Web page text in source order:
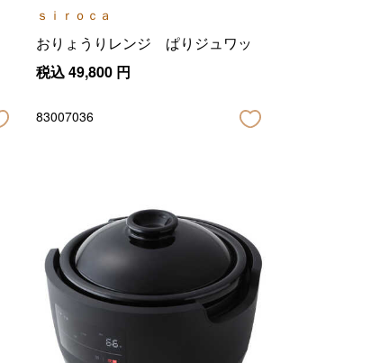
ｓｉｒｏｃａ
おりょうりレンジ ぱりジュワッ
税込49,800 円
83007036